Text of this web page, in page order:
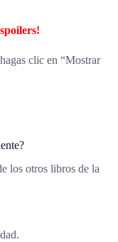
clic en “Mostrar
los otros libros de la